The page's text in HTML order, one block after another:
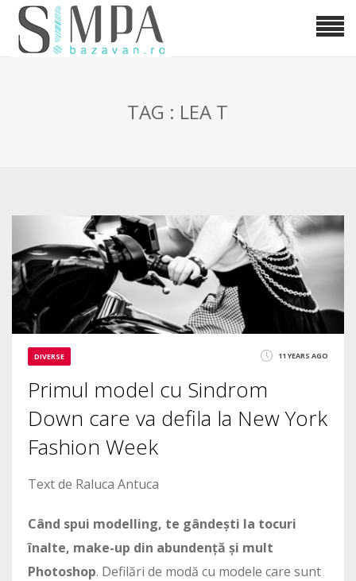
TAG : LEA T
DIVERSE 11 YEARS AGO
Primul model cu Sindrom
Down care va defila la New York
Fashion Week
Text de Raluca Antuca
Când spui modelling, te gândești la tocuri
înalte, make-up din abundență și mult
Photoshop. Defilări de modă cu modele care sunt